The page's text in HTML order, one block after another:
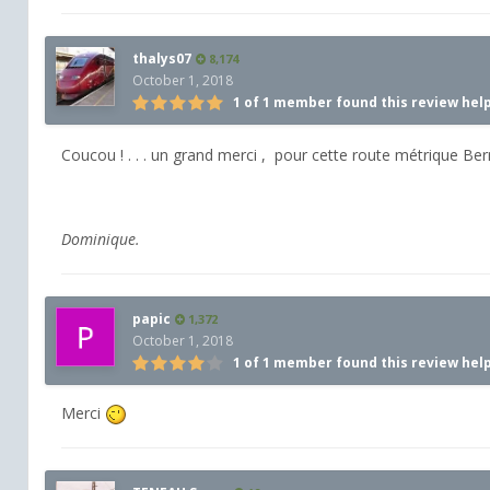
thalys07 8,174
October 1, 2018
1 of 1 member found this review
Coucou ! . . . un grand merci , pour cette route métrique
Dominique.
papic 1,372
October 1, 2018
1 of 1 member found this review
Merci